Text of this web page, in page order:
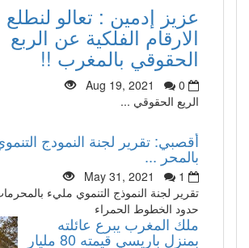
عزيز إدمين : تعالو
الارقام الفلكية عن الربع
الحقوقي بالمغرب !!
Aug 19, 2021
0
الريع الحقوقي ...
أقصبي: تقرير لجنة النمودج
بالمحر ...
May 31, 2021
1
تقرير لجنة النموذج التنموي مليء
حدود الخطوط الحمراء
ملك المغرب يبرع عائلته
بمنزل باريسي قيمته 80 مليار